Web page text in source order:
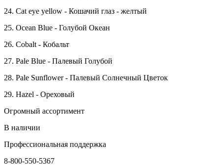
24. Cat eye yellow - Кошачий глаз - желтый
25. Ocean Blue - Голубой Океан
26. Cobalt - Кобальт
27. Pale Blue - Палевый Голубой
28. Pale Sunflower - Палевый Солнечный Цветок
29. Hazel - Ореховый
Огромный ассортимент
В наличии
Профессиональная поддержка
8-800-550-5367